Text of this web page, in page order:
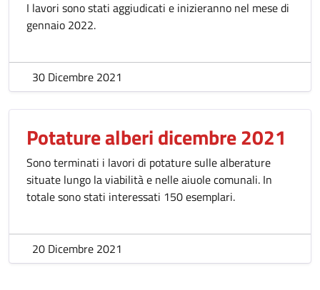
I lavori sono stati aggiudicati e inizieranno nel mese di
gennaio 2022.
30 Dicembre 2021
Potature alberi dicembre 2021
Sono terminati i lavori di potature sulle alberature
situate lungo la viabilità e nelle aiuole comunali. In
totale sono stati interessati 150 esemplari.
20 Dicembre 2021